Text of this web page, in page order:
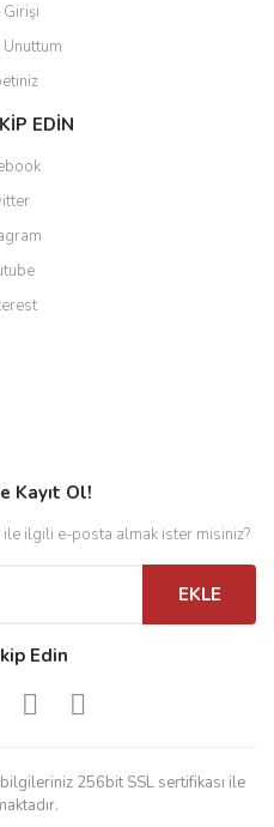
Girişi
EDİN
Kayıt Ol!
ile ilgili e-posta almak ister misiniz?
EKLE
Edin
bilgileriniz 256bit SSL sertifikası ile